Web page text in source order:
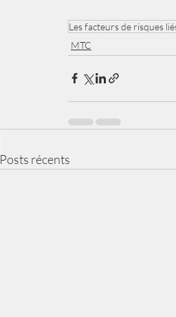
Les facteurs de risques
MTC
Posts récents